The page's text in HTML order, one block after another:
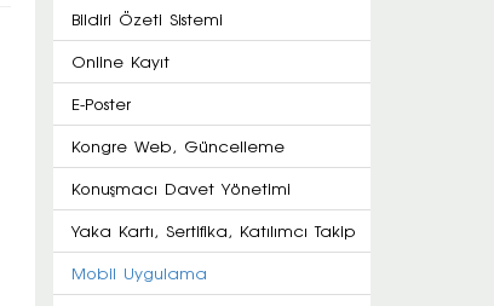
Bildiri Özeti Sistemi
Online Kayıt
E-Poster
Kongre Web, Güncelleme
Konuşmacı Davet Yönetimi
Yaka Kartı, Sertifika, Katılımcı Takip
Mobil Uygulama